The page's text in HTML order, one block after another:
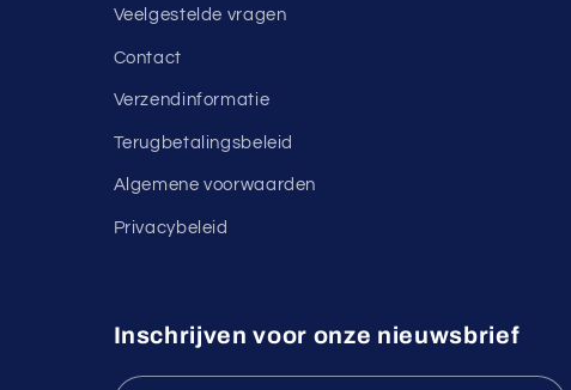
Veelgestelde vragen
Contact
Verzendinformatie
Terugbetalingsbeleid
Algemene voorwaarden
Privacybeleid
Inschrijven voor onze nieuwsbrief